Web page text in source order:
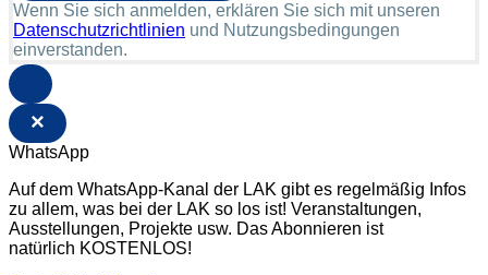
Wenn Sie sich anmelden, erklären Sie sich mit unseren
Datenschutzrichtlinien und Nutzungsbedingungen
einverstanden.
×
WhatsApp
Auf dem WhatsApp-Kanal der LAK gibt es regelmäßig Infos
zu allem, was bei der LAK so los ist! Veranstaltungen,
Ausstellungen, Projekte usw. Das Abonnieren ist
natürlich KOSTENLOS!